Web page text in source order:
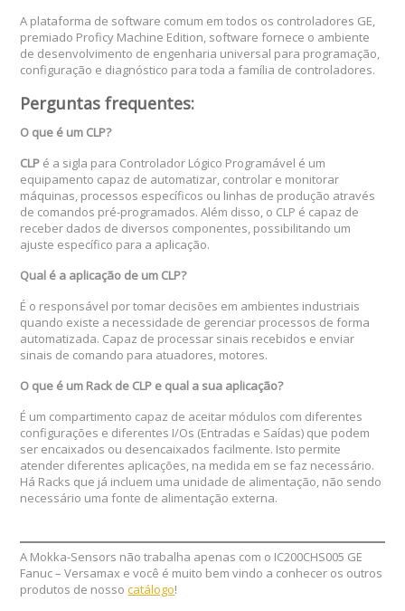
A plataforma de software comum em todos os controladores GE,
premiado Proficy Machine Edition, software fornece o ambiente
de desenvolvimento de engenharia universal para programação,
configuração e diagnóstico para toda a família de controladores.
Perguntas frequentes:
O que é um CLP?
CLP é a sigla para Controlador Lógico Programável é um
equipamento capaz de automatizar, controlar e monitorar
máquinas, processos específicos ou linhas de produção através
de comandos pré-programados. Além disso, o CLP é capaz de
receber dados de diversos componentes, possibilitando um
ajuste específico para a aplicação.
Qual é a aplicação de um CLP?
É o responsável por tomar decisões em ambientes industriais
quando existe a necessidade de gerenciar processos de forma
automatizada. Capaz de processar sinais recebidos e enviar
sinais de comando para atuadores, motores.
O que é um Rack de CLP e qual a sua aplicação?
É um compartimento capaz de aceitar módulos com diferentes
configurações e diferentes I/Os (Entradas e Saídas) que podem
ser encaixados ou desencaixados facilmente. Isto permite
atender diferentes aplicações, na medida em se faz necessário.
Há Racks que já incluem uma unidade de alimentação, não sendo
necessário uma fonte de alimentação externa.
A Mokka-Sensors não trabalha apenas com o IC200CHS005 GE
Fanuc – Versamax e você é muito bem vindo a conhecer os outros
produtos de nossocatálogo!